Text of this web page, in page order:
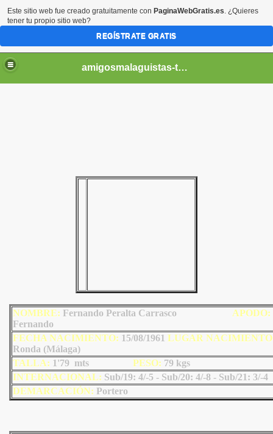
amigosmalaguistas-temporadas
NOMBRE: Fernando Peralta Carrasco APODO:
Fernando
FECHA NACIMIENTO: 15/08/1961 LUGAR
Ronda (Málaga)
TALLA: 1'79 mts PESO: 79 kgs
INTERNACIONAL: Sub/19: 4/-5 - Sub/20: 4/-8 - Sub/21: 3/-4
DEMARCACIÓN: Portero
Este sitio web fue creado gratuitamente con PaginaWebGratis.es. ¿Quieres
tener tu propio sitio web?
REGÍSTRATE GRATIS